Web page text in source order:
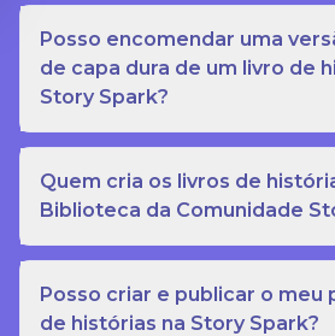
Posso encomendar uma
de capa dura de um livro de
Story Spark?
Quem cria os livros de
Biblioteca da Comunidade
Posso criar e publicar o meu
de histórias na Story Spark?